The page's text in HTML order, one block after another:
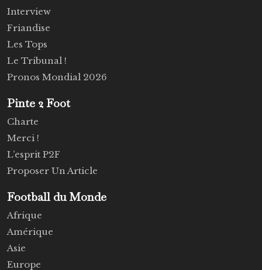
Interview
Friandise
Les Tops
Le Tribunal !
Pronos Mondial 2026
Pinte 2 Foot
Charte
Merci !
L’esprit P2F
Proposer Un Article
Football du Monde
Afrique
Amérique
Asie
Europe